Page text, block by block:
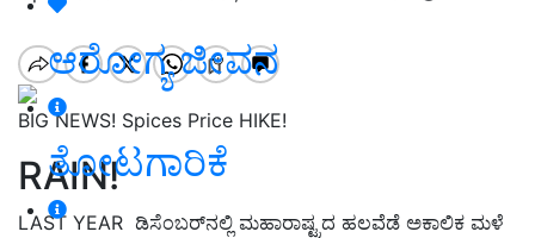
ಆರೋಗ್ಯ ಜೀವನ
ತೋಟಗಾರಿಕೆ
BIG NEWS! Spices Price HIKE!
RAIN!
LAST YEAR ಡಿಸೆಂಬರ್‌ನಲ್ಲಿ ಮಹಾರಾಷ್ಟ್ರದ ಹಲವೆಡೆ ಅಕಾಲಿಕ ಮಳೆ